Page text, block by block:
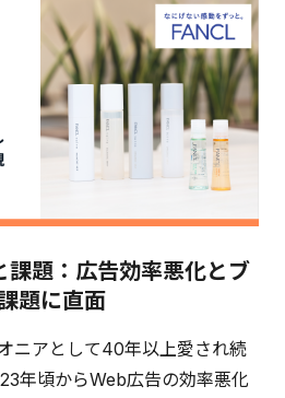
題：広告効率悪化とブ
題に直面
ニアとして40年以上愛され続
年頃からWeb広告の効率悪化